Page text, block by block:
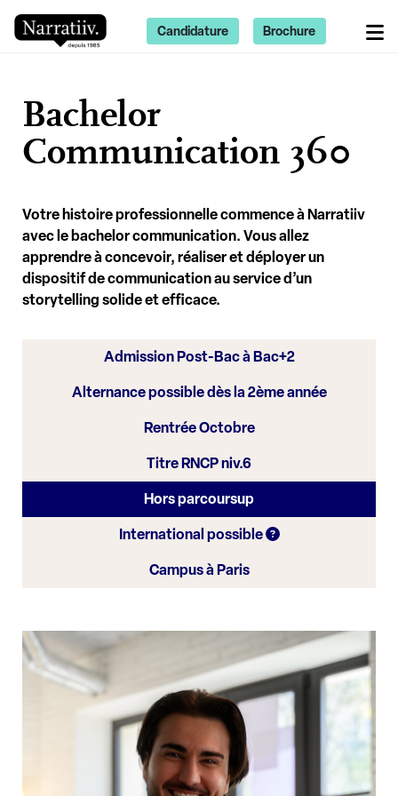
Bachelor
Communication 360
Votre histoire professionnelle commence à Narratiiv
avec le bachelor communication. Vous allez
apprendre à concevoir, réaliser et déployer un
dispositif de communication au service d’un
storytelling solide et efficace.
Admission Post-Bac à Bac+2
Alternance possible dès la 2ème année
Rentrée Octobre
Titre RNCP niv.6
Hors parcoursup
International possible
Campus à Paris
Candidature Brochure